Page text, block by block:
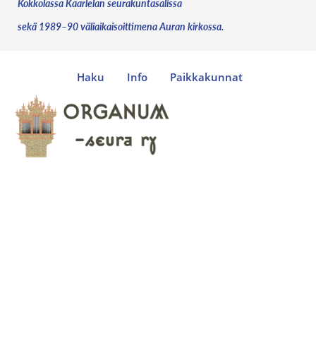
Kokkolassa Kaarlelan seurakuntasalissa
sekä 1989–90 väliaikaisoittimena Auran kirkossa.
Haku Info Paikkakunnat